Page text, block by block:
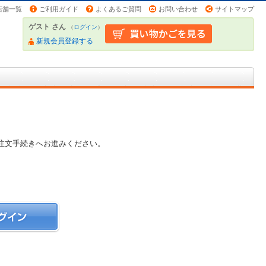
舗一覧 ご利用ガイド よくあるご質問 お問い合わせ サイトマップ
ゲスト さん （ログイン）
新規会員登録する
手続きへお進みください。